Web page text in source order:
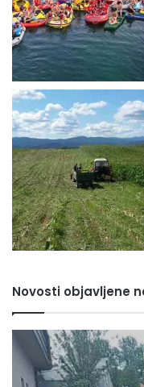
Novosti objavljene